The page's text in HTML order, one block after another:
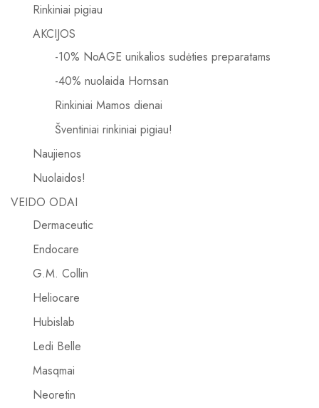
Rinkiniai pigiau
AKCIJOS
-10% NoAGE unikalios sudėties preparatams
-40% nuolaida Hornsan
Rinkiniai Mamos dienai
Šventiniai rinkiniai pigiau!
Naujienos
Nuolaidos!
VEIDO ODAI
Dermaceutic
Endocare
G.M. Collin
Heliocare
Hubislab
Ledi Belle
Masqmai
Neoretin